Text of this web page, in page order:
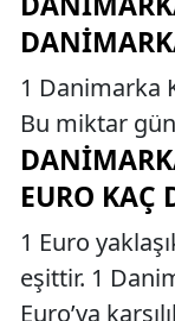
1 Danimarka
Bu miktar
EURO KAÇ
1 Euro
eşittir. 1
Euro’ya